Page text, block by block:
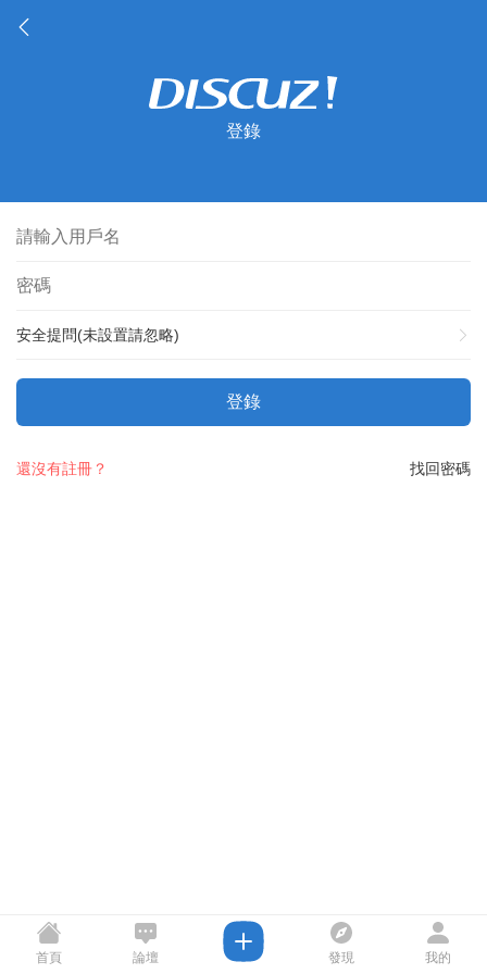
登錄
安全提問(未設置請忽略)
登錄
找回密碼
還沒有註冊？
首頁 論壇 發現 我的